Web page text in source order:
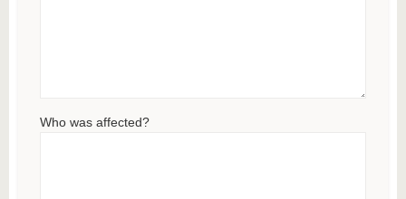
Who was affected?